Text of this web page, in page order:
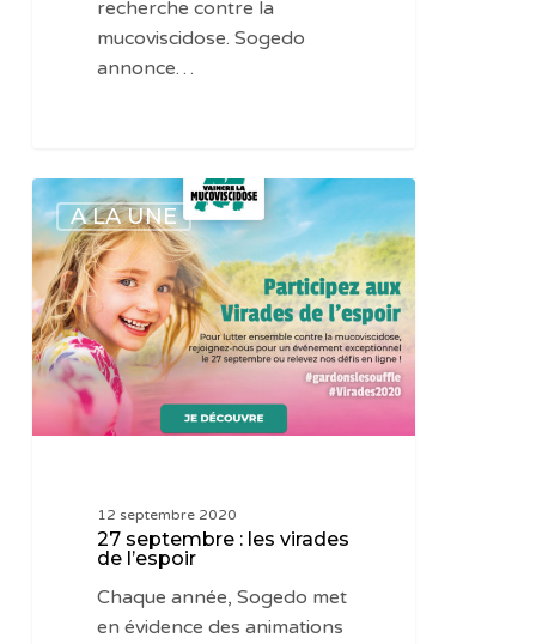
recherche contre la
mucoviscidose. Sogedo
annonce…
27
septembre
:
les
virades
de
l’espoir
A LA UNE
12 septembre 2020
27 septembre : les virades
de l’espoir
Chaque année, Sogedo met
en évidence des animations